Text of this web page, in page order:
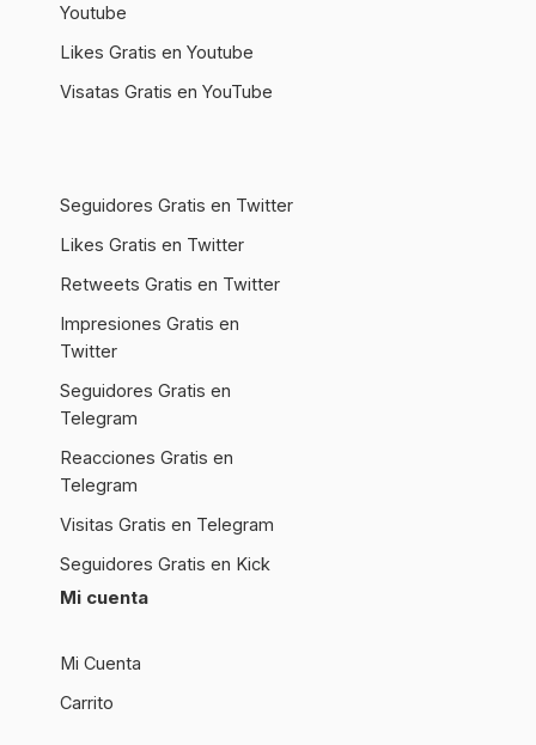
Youtube
Likes Gratis en Youtube
Visatas Gratis en YouTube
Seguidores Gratis en Twitter
Likes Gratis en Twitter
Retweets Gratis en Twitter
Impresiones Gratis en
Twitter
Seguidores Gratis en
Telegram
Reacciones Gratis en
Telegram
Visitas Gratis en Telegram
Seguidores Gratis en Kick
Mi cuenta
Mi Cuenta
Carrito